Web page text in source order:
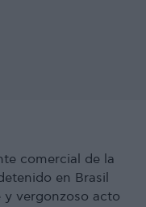
comercial de la
en Brasil
y vergonzoso acto